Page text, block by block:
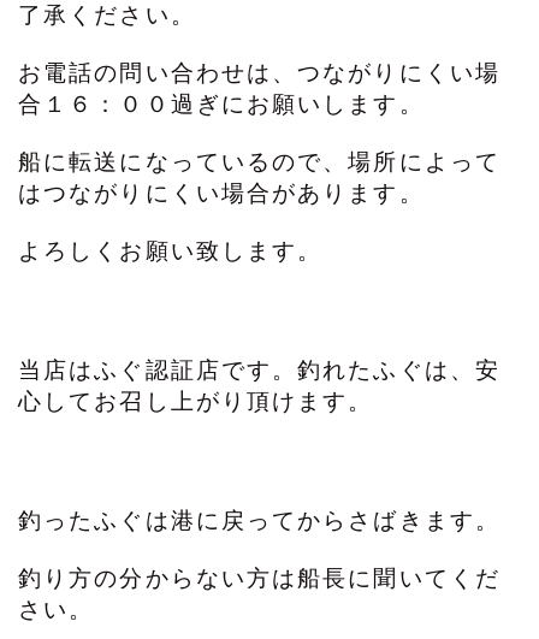
了承ください。
お電話の問い合わせは、つながりにくい場
合１６：００過ぎにお願いします。
船に転送になっているので、場所によって
はつながりにくい場合があります。
よろしくお願い致します。
当店はふぐ認証店です。釣れたふぐは、安
心してお召し上がり頂けます。
釣ったふぐは港に戻ってからさばきます。
釣り方の分からない方は船長に聞いてくだ
さい。